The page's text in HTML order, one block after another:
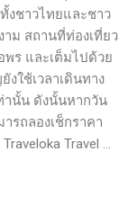
งชาวไทยและชาว
าม สถานที่ท่องเที่ยว
ร และเต็มไปด้วย
ใช้เวลาเดินทาง
านั้น ดังนั้นหากวัน
รถลองเช็กราคา
Travel ...